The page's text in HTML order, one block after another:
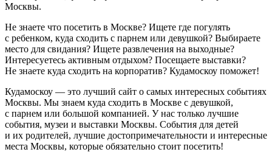
Москвы.
Не знаете что посетить в Москве? Ищете где погулять
с ребенком, куда сходить с парнем или девушкой? Выбираете
место для свидания? Ищете развлечения на выходные?
Интересуетесь активным отдыхом? Посещаете выставки?
Не знаете куда сходить на корпоратив? Кудамоскоу поможет!
Кудамоскоу — это лучший сайт о самых интересных событиях
Москвы. Мы знаем куда сходить в Москве с девушкой,
с парнем или большой компанией. У нас только лучшие
события, музеи и выставки Москвы. События для детей
и их родителей, лучшие достопримечательности и интересные
места Москвы, которые обязательно стоит посетить!